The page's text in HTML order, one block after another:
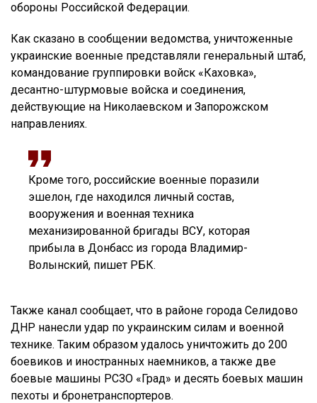
обороны Российской Федерации.
Как сказано в сообщении ведомства, уничтоженные
украинские военные представляли генеральный штаб,
командование группировки войск «Каховка»,
десантно-штурмовые войска и соединения,
действующие на Николаевском и Запорожском
направлениях.
Кроме того, российские военные поразили
эшелон, где находился личный состав,
вооружения и военная техника
механизированной бригады ВСУ, которая
прибыла в Донбасс из города Владимир-
Волынский, пишет РБК.
Также канал сообщает, что в районе города Селидово
ДНР нанесли удар по украинским силам и военной
технике. Таким образом удалось уничтожить до 200
боевиков и иностранных наемников, а также две
боевые машины РСЗО «Град» и десять боевых машин
пехоты и бронетранспортеров.